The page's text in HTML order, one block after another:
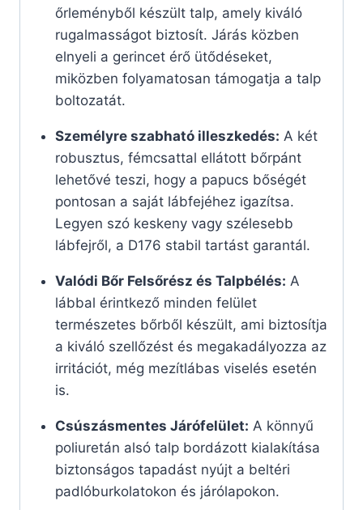
őrleményből készült talp, amely kiváló
rugalmasságot biztosít. Járás közben
elnyeli a gerincet érő ütődéseket,
miközben folyamatosan támogatja a talp
boltozatát.
Személyre szabható illeszkedés: A két
robusztus, fémcsattal ellátott bőrpánt
lehetővé teszi, hogy a papucs bőségét
pontosan a saját lábfejéhez igazítsa.
Legyen szó keskeny vagy szélesebb
lábfejről, a D176 stabil tartást garantál.
Valódi Bőr Felsőrész és Talpbélés: A
lábbal érintkező minden felület
természetes bőrből készült, ami biztosítja
a kiváló szellőzést és megakadályozza az
irritációt, még mezítlábas viselés esetén
is.
Csúszásmentes Járófelület: A könnyű
poliuretán alsó talp bordázott kialakítása
biztonságos tapadást nyújt a beltéri
padlóburkolatokon és járólapokon.